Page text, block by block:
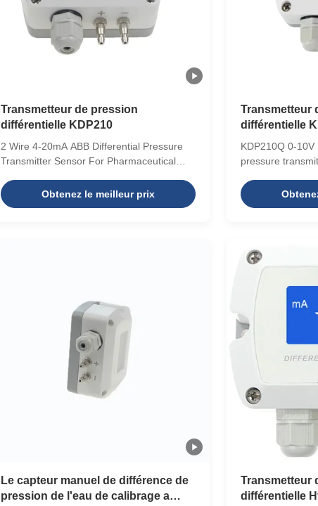
Transmetteur de pression
différentielle KDP210
2 Wire 4-20mA ABB Differential Pressure
Transmitter Sensor For Pharmaceutical
pressure transmitter is a transmitter that
measures the pressure difference between
generally divided into
Obtenez le meilleur prix
Transmetteur
différentielle
KDP210Q 0-
pressure
transmitters are
screen for
connector
threaded port,
protecting
suitable for
Ranges from -
Le capteur manuel de différence de
pression de l'eau de calibrage a
Transmetteur
différentielle